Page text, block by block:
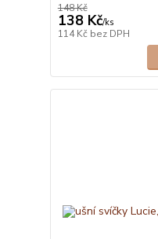
148 Kč
138 Kč/ks
114 Kč bez DPH